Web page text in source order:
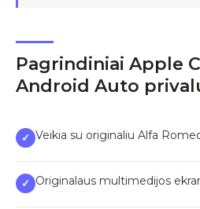
Pagrindiniai Apple
Android Auto
✓ Veikia su originaliu Alfa
✓ Originalaus multimedijos